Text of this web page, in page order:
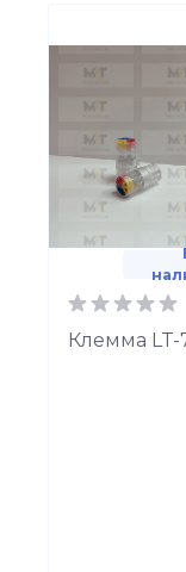
Клемма LT-